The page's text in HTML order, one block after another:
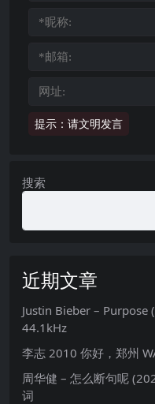
提示：请文明发言
搜索
近期文章
Justin Bieber – Purpose
44.1kHz
李志 2010 你好，郑州
周华健 – 怎么断句呢
词